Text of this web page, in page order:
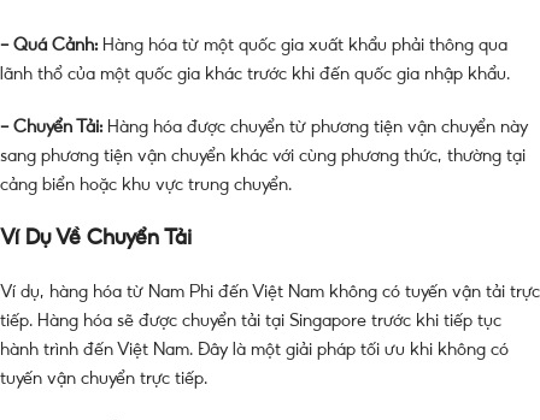
– Quá Cảnh: Hàng hóa từ một quốc gia xuất khẩu phải thông qua
lãnh thổ của một quốc gia khác trước khi đến quốc gia nhập khẩu.
– Chuyển Tải: Hàng hóa được chuyển từ phương tiện vận chuyển này
sang phương tiện vận chuyển khác với cùng phương thức, thường tại
cảng biển hoặc khu vực trung chuyển.
Ví Dụ Về Chuyển Tải
Ví dụ, hàng hóa từ Nam Phi đến Việt Nam không có tuyến vận tải trực
tiếp. Hàng hóa sẽ được chuyển tải tại Singapore trước khi tiếp tục
hành trình đến Việt Nam. Đây là một giải pháp tối ưu khi không có
tuyến vận chuyển trực tiếp.